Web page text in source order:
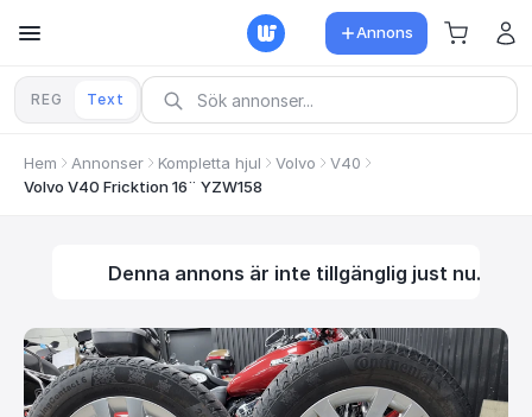
Annons
REG Text
Hem Annonser Kompletta hjul Volvo
V40
Volvo V40 Fricktion 16¨ YZW158
Denna annons är inte tillgänglig just nu.